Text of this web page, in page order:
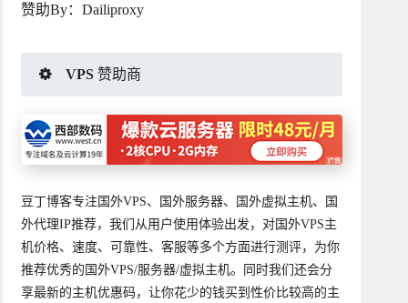
赞助By： Dailiproxy
VPS 赞助商
豆丁博客专注国外VPS、国外服务器、国外虚拟主机、国
外代理IP推荐，我们从用户使用体验出发，对国外VPS主
机价格、速度、可靠性、客服等多个方面进行测评，为你
推荐优秀的国外VPS/服务器/虚拟主机。同时我们还会分
享最新的主机优惠码，让你花少的钱买到性价比较高的主